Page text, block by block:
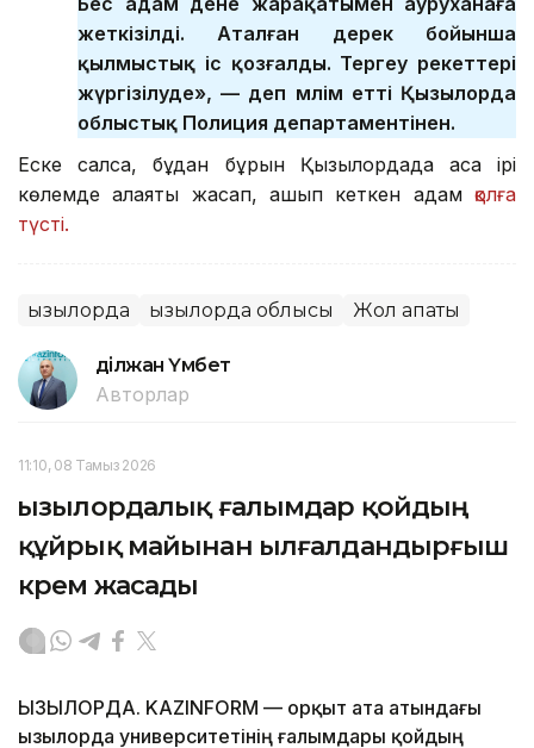
жеткізілді. Аталған дерек бойынша
қылмыстық іс қозғалды. Тергеу әрекеттері
жүргізілуде», — деп мәлім етті Қызылорда
облыстық Полиция департаментінен.
Еске салсақ, бұдан бұрын Қызылордада аса ірі
көлемде алаяқтық жасап, қашып кеткен адам қолға
түсті.
Қызылорда Қызылорда облысы Жол апаты
Әділжан Үмбет
Авторлар
11:10, 08 Тамыз 2026
Қызылордалық ғалымдар қойдың
құйрық майынан ылғалдандырғыш
крем жасады
ҚЫЗЫЛОРДА. KAZINFORM — Қорқыт ата атындағы
Қызылорда университетінің ғалымдары қойдың